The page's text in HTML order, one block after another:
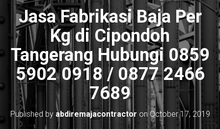
N
A
T
I
O
Jasa Fabrikasi Baja Per
Kg di Cipondoh
Tangerang Hubungi 0859
5902 0918 / 0877 2466
7689
Published by abdiremajacontractor on October 17, 2019